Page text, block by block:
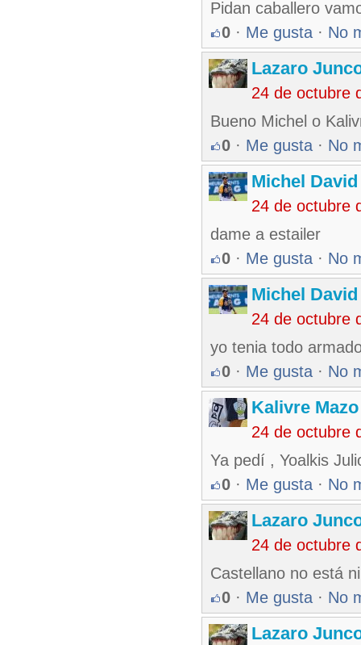
Pidan caballero
0 · Me gusta · No
Lazaro
24 de octubre
Bueno Michel o
0 · Me gusta · No
Michel
24 de octubre
dame a estailer
0 · Me gusta · No
Michel
24 de octubre
yo tenia todo
0 · Me gusta · No
Kalivre
24 de octubre
Ya pedí , Yoalkis
0 · Me gusta · No
Lazaro
24 de octubre
Castellano no está
0 · Me gusta · No
Lazaro